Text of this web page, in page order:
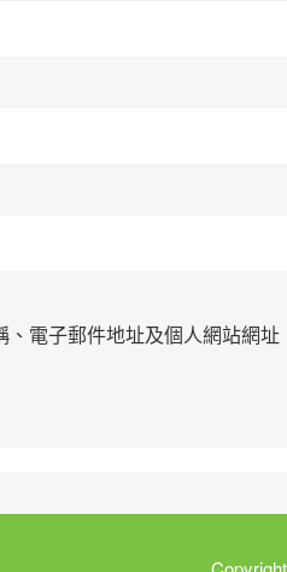
電子郵件地址及個人網站網址